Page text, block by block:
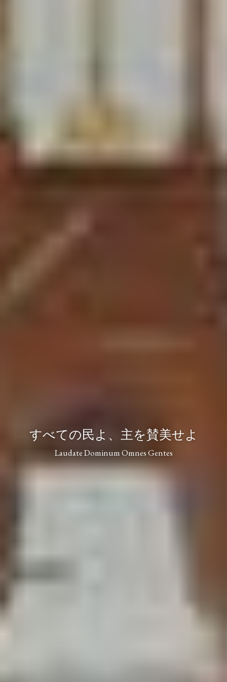
すべての民よ、主を賛美せよ
Laudate Dominum Omnes Gentes